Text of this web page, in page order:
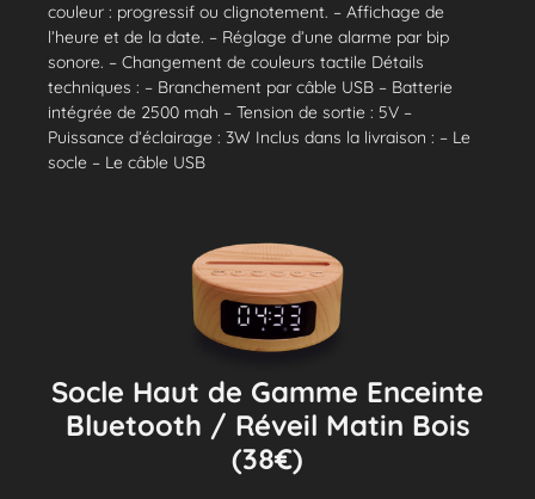
couleur : progressif ou clignotement. – Affichage de
l’heure et de la date. – Réglage d’une alarme par bip
sonore. – Changement de couleurs tactile Détails
techniques : – Branchement par câble USB – Batterie
intégrée de 2500 mah – Tension de sortie : 5V –
Puissance d’éclairage : 3W Inclus dans la livraison : – Le
socle – Le câble USB
Socle Haut de Gamme Enceinte
Bluetooth / Réveil Matin Bois
(38€)